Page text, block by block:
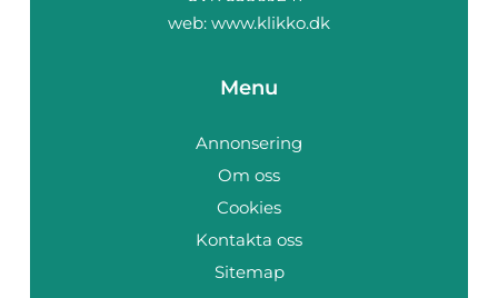
web: www.klikko.dk
Menu
Annonsering
Om oss
Cookies
Kontakta oss
Sitemap